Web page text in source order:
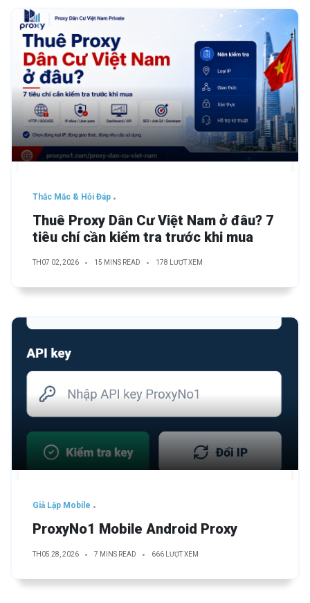
Thắc Mắc & Hỏi Đáp
Thuê Proxy Dân Cư Việt Nam ở đâu? 7
tiêu chí cần kiểm tra trước khi mua
TH07 02, 2026 15 MINS READ 178 LƯỢT XEM
Giả Lập Mobile
ProxyNo1 Mobile Android Proxy
TH05 28, 2026 7 MINS READ 666 LƯỢT XEM